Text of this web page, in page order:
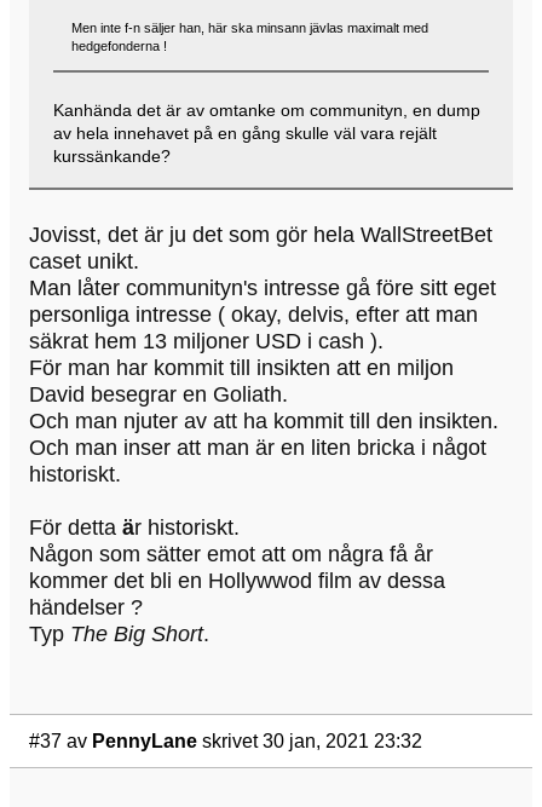
Men inte f-n säljer han, här ska minsann jävlas maximalt med
hedgefonderna !
Kanhända det är av omtanke om communityn, en dump
av hela innehavet på en gång skulle väl vara rejält
kurssänkande?
Jovisst, det är ju det som gör hela WallStreetBet
caset unikt.
Man låter communityn's intresse gå före sitt eget
personliga intresse ( okay, delvis, efter att man
säkrat hem 13 miljoner USD i cash ).
För man har kommit till insikten att en miljon
David besegrar en Goliath.
Och man njuter av att ha kommit till den insikten.
Och man inser att man är en liten bricka i något
historiskt.
För detta är historiskt.
Någon som sätter emot att om några få år
kommer det bli en Hollywwod film av dessa
händelser ?
Typ The Big Short.
#37 av PennyLane skrivet 30 jan, 2021 23:32